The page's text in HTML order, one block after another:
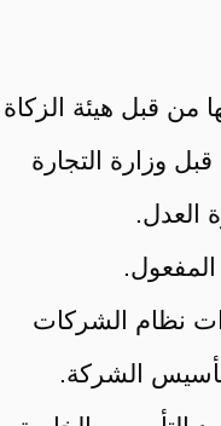
من قبل هيئة الزكاة
وزارة التجارة
العدل.
نظام الشركات
تأسيس الشركة.